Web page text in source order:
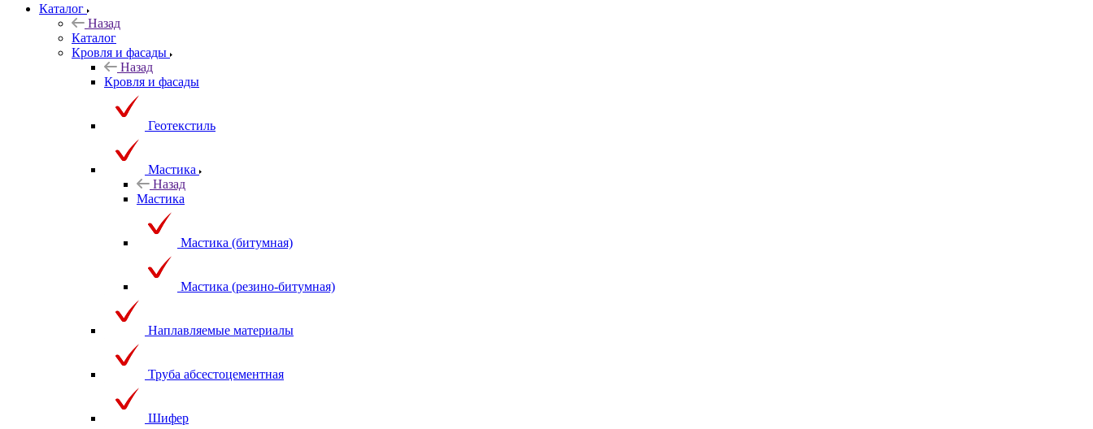
Каталог
Назад
Каталог
Кровля и фасады
Назад
Кровля и фасады
Геотекстиль
Мастика
Назад
Мастика
Мастика (битумная)
Мастика (резино-битумная)
Наплавляемые материалы
Труба абсестоцементная
Шифер